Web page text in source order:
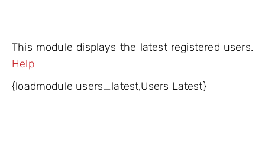
This module displays the latest registered users.
Help
{loadmodule users_latest,Users Latest}